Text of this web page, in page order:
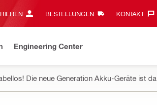
BESTELLUNGEN KONTAKT‎
Engineering Center
Die neue Generation Akku-Geräte ist da.